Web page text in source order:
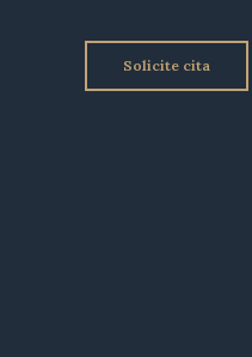
Solicite cita